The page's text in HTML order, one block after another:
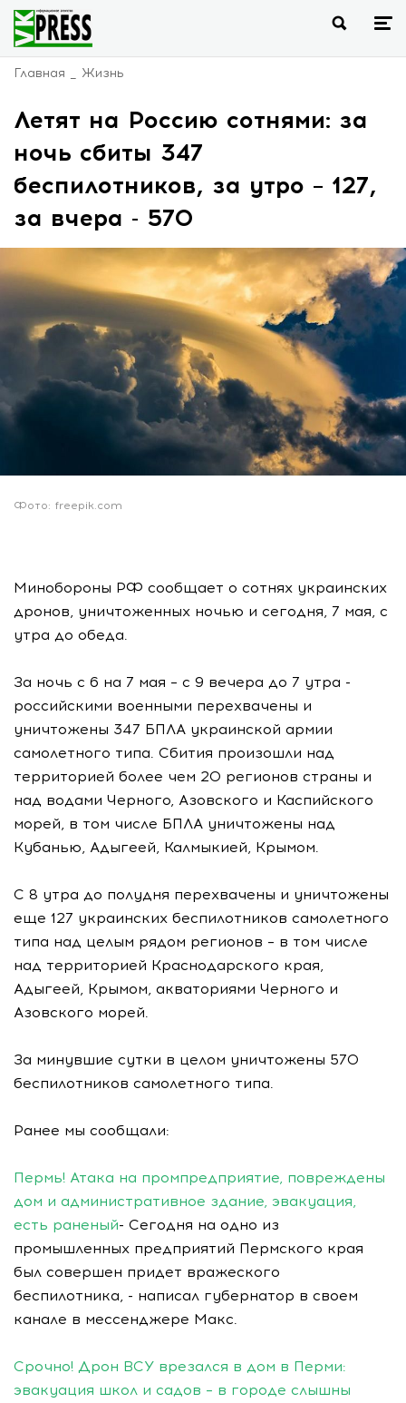
Главная Жизнь
Летят на Россию сотнями: за
ночь сбиты 347
беспилотников, за утро – 127,
за вчера - 570
Фото: freepik.com
Минобороны РФ сообщает о сотнях украинских
дронов, уничтоженных ночью и сегодня, 7 мая, с
утра до обеда.
За ночь с 6 на 7 мая – с 9 вечера до 7 утра -
российскими военными перехвачены и
уничтожены 347 БПЛА украинской армии
самолетного типа. Сбития произошли над
территорией более чем 20 регионов страны и
над водами Черного, Азовского и Каспийского
морей, в том числе БПЛА уничтожены над
Кубанью, Адыгеей, Калмыкией, Крымом.
С 8 утра до полудня перехвачены и уничтожены
еще 127 украинских беспилотников самолетного
типа над целым рядом регионов – в том числе
над территорией Краснодарского края,
Адыгеей, Крымом, акваториями Черного и
Азовского морей.
За минувшие сутки в целом уничтожены 570
беспилотников самолетного типа.
Ранее мы сообщали:
Пермь! Атака на промпредприятие, повреждены
дом и административное здание, эвакуация,
есть раненый- Сегодня на одно из
промышленных предприятий Пермского края
был совершен придет вражеского
беспилотника, - написал губернатор в своем
канале в мессенджере Макс.
Срочно! Дрон ВСУ врезался в дом в Перми:
эвакуация школ и садов – в городе слышны